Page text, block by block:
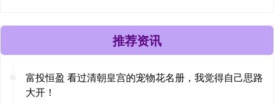
推荐资讯
富投恒盈 看过清朝皇宫的宠物花名册，我觉得自己思路
大开！